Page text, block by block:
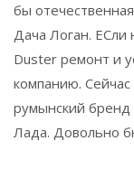
бы
Дача Логан. ЕСли
Duster ремонт и
компанию.
румынский бренд
Лада. Довольно